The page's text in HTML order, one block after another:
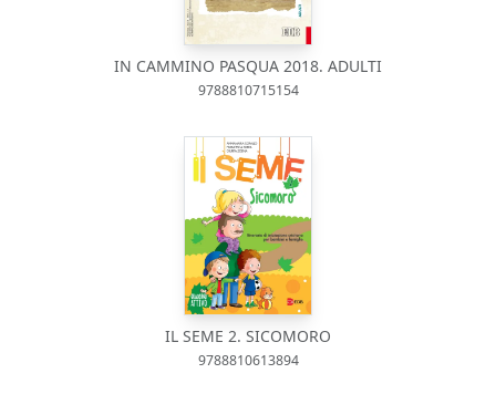
IN CAMMINO PASQUA 2018. ADULTI
9788810715154
IL SEME 2. SICOMORO
9788810613894